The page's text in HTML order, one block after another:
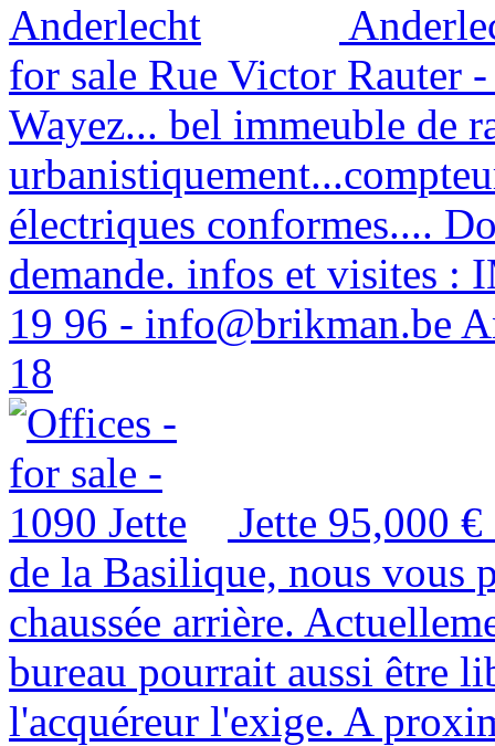
for sale Rue Victor Rauter
Wayez... bel immeuble de
électriques conformes....
demande. infos et visites
19 96 - info@brikman.be
18
Jette 95,000 €
de la Basilique, nous vous
chaussée arrière.
bureau pourrait aussi être
l'acquéreur l'exige. A